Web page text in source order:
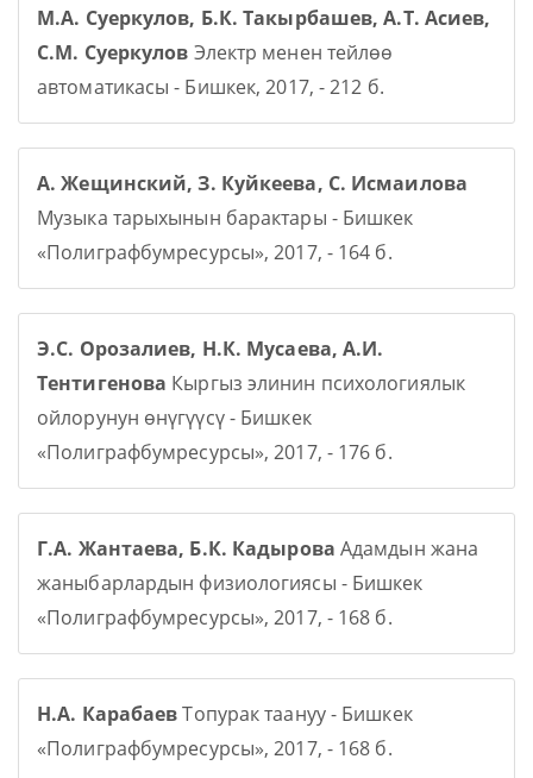
М.А. Суеркулов, Б.К. Такырбашев, А.Т. Асиев,
С.М. Суеркулов Электр менен тейлөө
автоматикасы - Бишкек, 2017, - 212 б.
А. Жещинский, З. Куйкеева, С. Исмаилова
Музыка тарыхынын барактары - Бишкек
«Полиграфбумресурсы», 2017, - 164 б.
Э.С. Орозалиев, Н.К. Мусаева, А.И.
Тентигенова Кыргыз элинин психологиялык
ойлорунун өнүгүүсү - Бишкек
«Полиграфбумресурсы», 2017, - 176 б.
Г.А. Жантаева, Б.К. Кадырова Адамдын жана
жаныбарлардын физиологиясы - Бишкек
«Полиграфбумресурсы», 2017, - 168 б.
Н.А. КарабаевТопурак таануу - Бишкек
«Полиграфбумресурсы», 2017, - 168 б.